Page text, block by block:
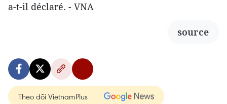
a-t-il déclaré. - VNA
source
Theo dõi VietnamPlus